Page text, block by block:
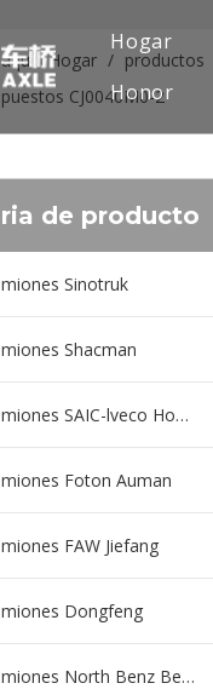
Hogar
Honor
Hogar / productos
CJ0040M0-2
de producto
Sinotruk
Shacman
Serie de camiones SAIC-lveco Hongyan
Foton Auman
FAW Jiefang
Dongfeng
Serie de camiones North Benz Beiben